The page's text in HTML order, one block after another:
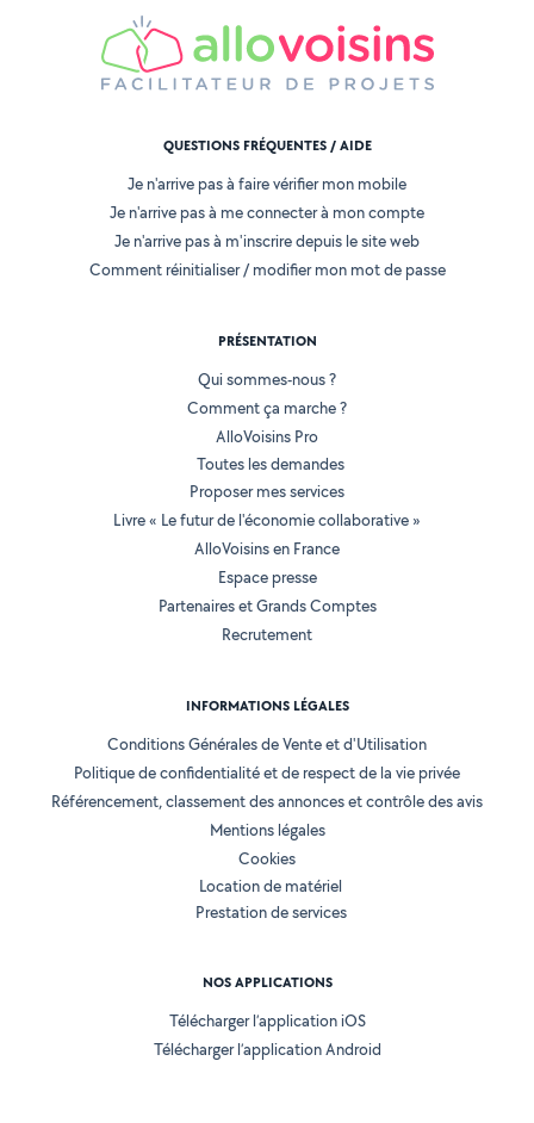
QUESTIONS FRÉQUENTES / AIDE
Je n'arrive pas à faire vérifier mon mobile
Je n'arrive pas à me connecter à mon compte
Je n'arrive pas à m'inscrire depuis le site web
Comment réinitialiser / modifier mon mot de passe
PRÉSENTATION
Qui sommes-nous ?
Comment ça marche ?
AlloVoisins Pro
Toutes les demandes
Proposer mes services
Livre « Le futur de l'économie collaborative »
AlloVoisins en France
Espace presse
Partenaires et Grands Comptes
Recrutement
INFORMATIONS LÉGALES
Conditions Générales de Vente et d'Utilisation
Politique de confidentialité et de respect de la vie privée
Référencement, classement des annonces et contrôle des avis
Mentions légales
Cookies
Location de matériel
Prestation de services
NOS APPLICATIONS
Télécharger l’application iOS
Télécharger l’application Android